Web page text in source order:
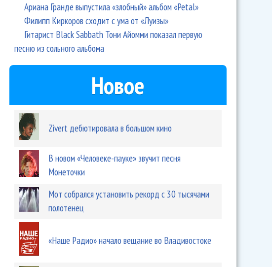
Ариана Гранде выпустила «злобный» альбом «Petal»
Филипп Киркоров сходит с ума от «Луизы»
Гитарист Black Sabbath Тони Айомми показал первую
песню из сольного альбома
Новое
Zivert дебютировала в большом кино
В новом «Человеке-пауке» звучит песня
Монеточки
Мот собрался установить рекорд с 30 тысячами
полотенец
«Наше Радио» начало вещание во Владивостоке